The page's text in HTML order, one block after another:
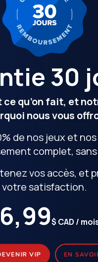
30
qu’on fait, et
nous vous
de nos jeux et
complet,
vos accès, et
votre satisfaction.
$ CAD /
VIP EN